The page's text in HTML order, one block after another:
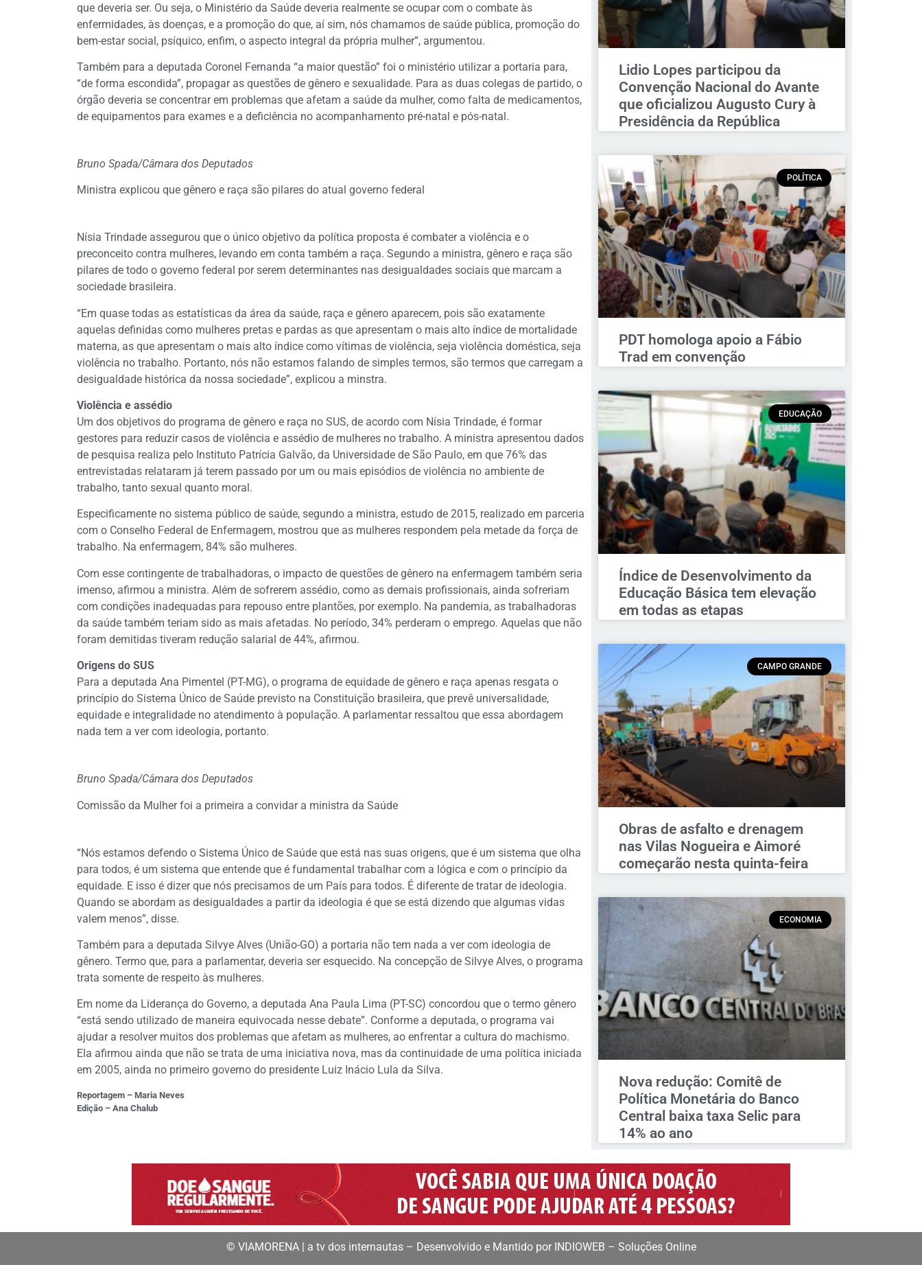
que deveria ser. Ou seja, o Ministério da Saúde deveria realmente se ocupar com o combate às
enfermidades, às doenças, e a promoção do que, aí sim, nós chamamos de saúde pública, promoção do
bem-estar social, psíquico, enfim, o aspecto integral da própria mulher”, argumentou.
Também para a deputada Coronel Fernanda “a maior questão” foi o ministério utilizar a portaria para,
“de forma escondida”, propagar as questões de gênero e sexualidade. Para as duas colegas de partido, o
órgão deveria se concentrar em problemas que afetam a saúde da mulher, como falta de medicamentos,
de equipamentos para exames e a deficiência no acompanhamento pré-natal e pós-natal.
Bruno Spada/Câmara dos Deputados
Ministra explicou que gênero e raça são pilares do atual governo federal
Nísia Trindade assegurou que o único objetivo da política proposta é combater a violência e o
preconceito contra mulheres, levando em conta também a raça. Segundo a ministra, gênero e raça são
pilares de todo o governo federal por serem determinantes nas desigualdades sociais que marcam a
sociedade brasileira.
“Em quase todas as estatísticas da área da saúde, raça e gênero aparecem, pois são exatamente
aquelas definidas como mulheres pretas e pardas as que apresentam o mais alto índice de mortalidade
materna, as que apresentam o mais alto índice como vítimas de violência, seja violência doméstica, seja
violência no trabalho. Portanto, nós não estamos falando de simples termos, são termos que carregam a
desigualdade histórica da nossa sociedade”, explicou a minstra.
Violência e assédio
Um dos objetivos do programa de gênero e raça no SUS, de acordo com Nísia Trindade, é formar
gestores para reduzir casos de violência e assédio de mulheres no trabalho. A ministra apresentou dados
de pesquisa realiza pelo Instituto Patrícia Galvão, da Universidade de São Paulo, em que 76% das
entrevistadas relataram já terem passado por um ou mais episódios de violência no ambiente de
trabalho, tanto sexual quanto moral.
Especificamente no sistema público de saúde, segundo a ministra, estudo de 2015, realizado em parceria
com o Conselho Federal de Enfermagem, mostrou que as mulheres respondem pela metade da força de
trabalho. Na enfermagem, 84% são mulheres.
Com esse contingente de trabalhadoras, o impacto de questões de gênero na enfermagem também seria
imenso, afirmou a ministra. Além de sofrerem assédio, como as demais profissionais, ainda sofreriam
com condições inadequadas para repouso entre plantões, por exemplo. Na pandemia, as trabalhadoras
da saúde também teriam sido as mais afetadas. No período, 34% perderam o emprego. Aquelas que não
foram demitidas tiveram redução salarial de 44%, afirmou.
Origens do SUS
Para a deputada Ana Pimentel (PT-MG), o programa de equidade de gênero e raça apenas resgata o
princípio do Sistema Único de Saúde previsto na Constituição brasileira, que prevê universalidade,
equidade e integralidade no atendimento à população. A parlamentar ressaltou que essa abordagem
nada tem a ver com ideologia, portanto.
Bruno Spada/Câmara dos Deputados
Comissão da Mulher foi a primeira a convidar a ministra da Saúde
“Nós estamos defendo o Sistema Único de Saúde que está nas suas origens, que é um sistema que olha
para todos, é um sistema que entende que é fundamental trabalhar com a lógica e com o princípio da
equidade. E isso é dizer que nós precisamos de um País para todos. É diferente de tratar de ideologia.
Quando se abordam as desigualdades a partir da ideologia é que se está dizendo que algumas vidas
valem menos”, disse.
Também para a deputada Silvye Alves (União-GO) a portaria não tem nada a ver com ideologia de
gênero. Termo que, para a parlamentar, deveria ser esquecido. Na concepção de Silvye Alves, o programa
trata somente de respeito às mulheres.
Em nome da Liderança do Governo, a deputada Ana Paula Lima (PT-SC) concordou que o termo gênero
“está sendo utilizado de maneira equivocada nesse debate”. Conforme a deputada, o programa vai
ajudar a resolver muitos dos problemas que afetam as mulheres, ao enfrentar a cultura do machismo.
Ela afirmou ainda que não se trata de uma iniciativa nova, mas da continuidade de uma política iniciada
em 2005, ainda no primeiro governo do presidente Luiz Inácio Lula da Silva.
Reportagem – Maria Neves
Edição – Ana Chalub
Lidio Lopes participou da
Convenção Nacional do Avante
que oficializou Augusto Cury à
Presidência da República
POLÍTICA
PDT homologa apoio a Fábio
Trad em convenção
EDUCAÇÃO
Índice de Desenvolvimento da
Educação Básica tem elevação
em todas as etapas
CAMPO GRANDE
Obras de asfalto e drenagem
nas Vilas Nogueira e Aimoré
começarão nesta quinta-feira
ECONOMIA
Nova redução: Comitê de
Política Monetária do Banco
Central baixa taxa Selic para
14% ao ano
© VIAMORENA | a tv dos internautas – Desenvolvido e Mantido por INDIOWEB – Soluções Online